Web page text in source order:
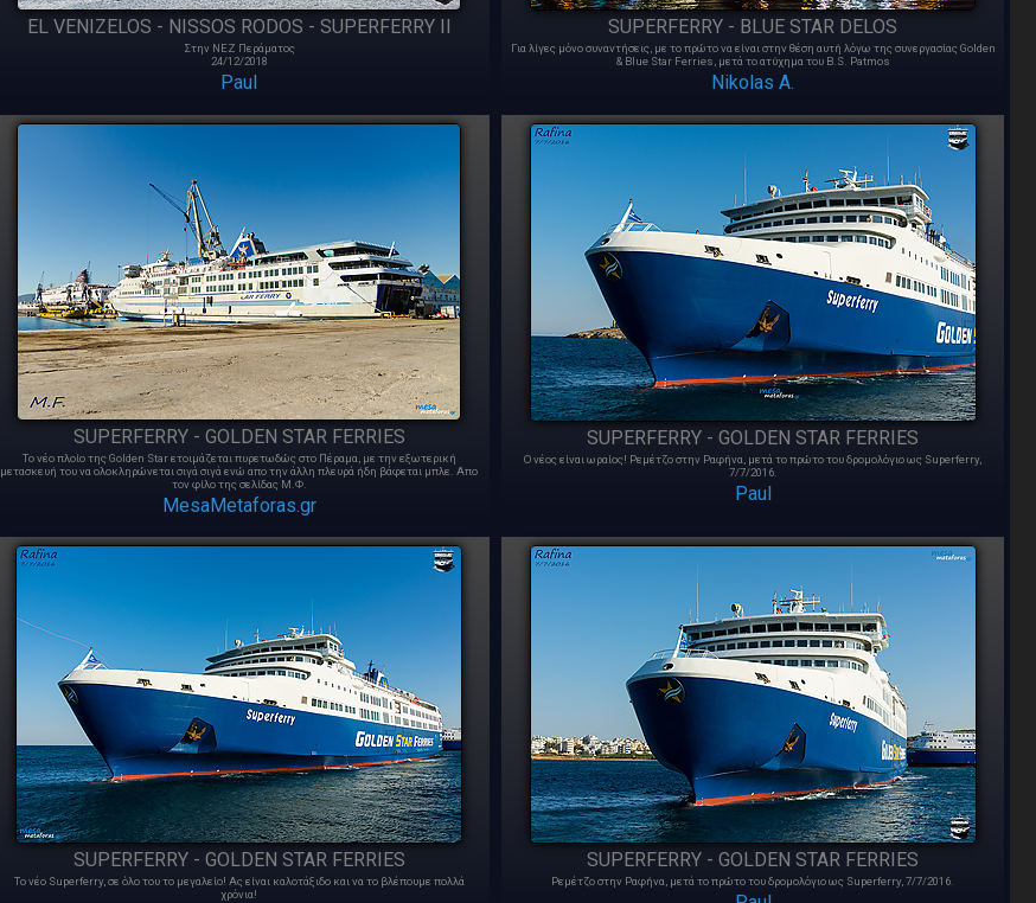
EL VENIZELOS - NISSOS RODOS - SUPERFERRY II
Στην ΝΕΖ Περάματος
24/12/2018
Paul
SUPERFERRY - BLUE STAR DELOS
Για λίγες μόνο συναντήσεις, με το πρώτο να είναι στην θέση αυτή λόγω της συνεργασίας Golden
& Blue Star Ferries, μετά το ατύχημα του B.S. Patmos
Nikolas A.
SUPERFERRY - GOLDEN STAR FERRIES
Το νέο πλοίο της Golden Star ετοιμάζεται πυρετωδώς στο Πέραμα, με την εξωτερική
μετασκευή του να ολοκληρώνεται σιγά σιγά ενώ απο την άλλη πλευρά ήδη βάφεται μπλε. Απο
τον φίλο της σελίδας Μ.Φ.
MesaMetaforas.gr
SUPERFERRY - GOLDEN STAR FERRIES
Ο νέος είναι ωραίος! Ρεμέτζο στην Ραφήνα, μετά το πρώτο του δρομολόγιο ως Superferry,
7/7/2016.
Paul
SUPERFERRY - GOLDEN STAR FERRIES
Το νέο Superferry, σε όλο του το μεγαλείο! Ας είναι καλοτάξιδο και να το βλέπουμε πολλά
χρόνια!
SUPERFERRY - GOLDEN STAR FERRIES
Ρεμέτζο στην Ραφήνα, μετά το πρώτο του δρομολόγιο ως Superferry, 7/7/2016.